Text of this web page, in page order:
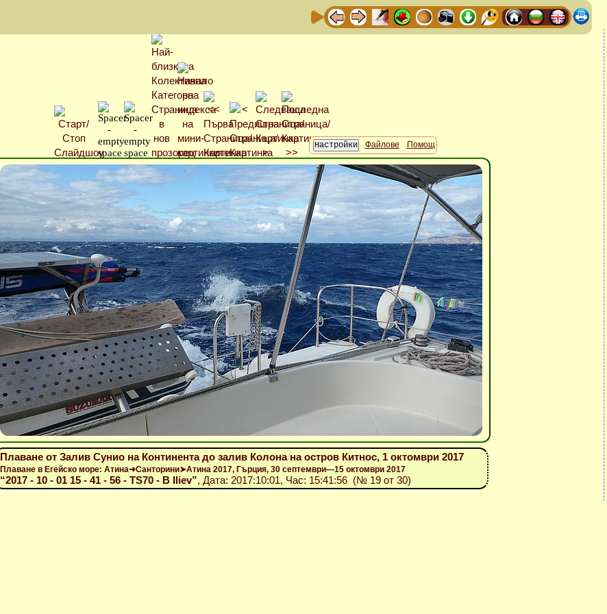
Файлове Помощ
Плаване от Залив Сунио на Континента до залив Колона на остров Китнос, 1 октомври 2017
Плаване в Егейско море: Атина➜Санторини➤Атина 2017, Гърция, 30 септември—15 октомври 2017
“2017 - 10 - 01 15 - 41 - 56 - TS70 - B Iliev”, Дата: 2017:10:01, Час: 15:41:56 (№ 19 от 30)